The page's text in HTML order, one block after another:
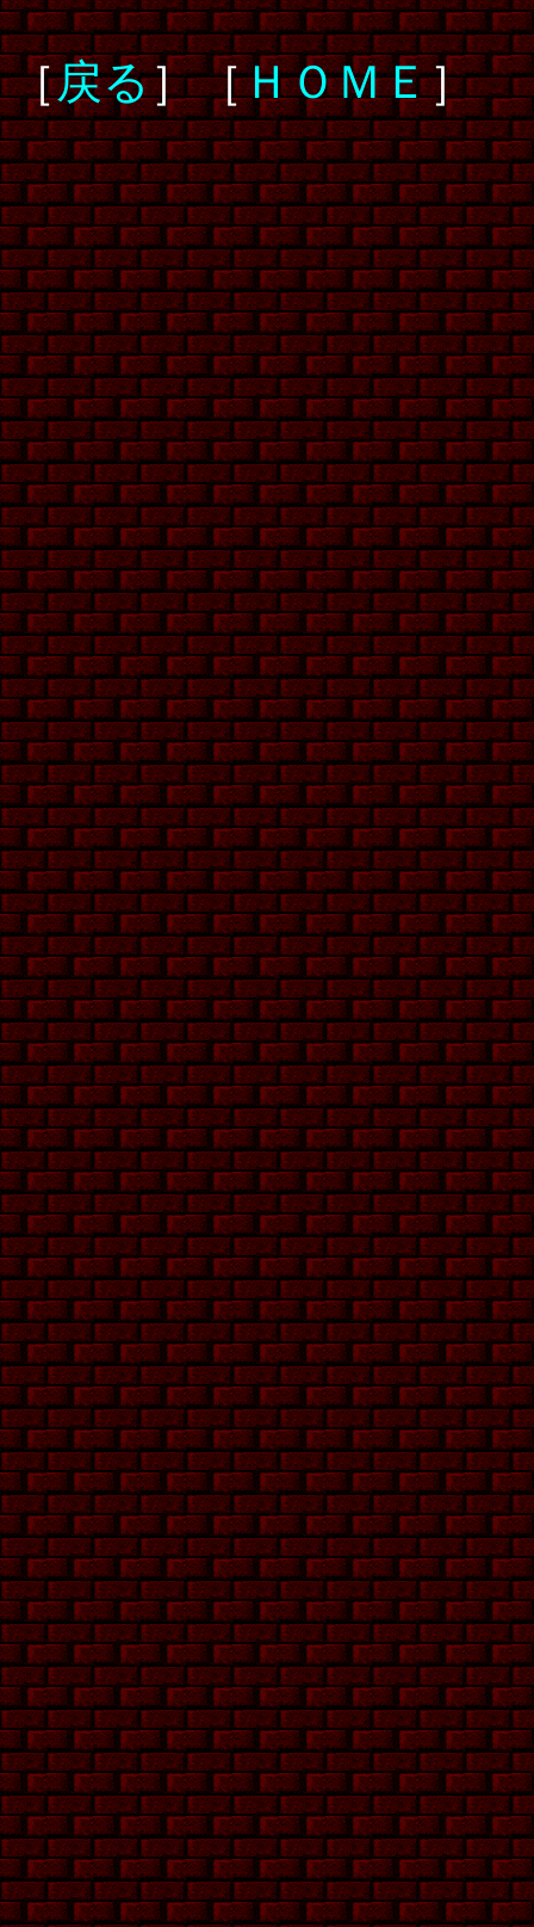
［戻る］［ＨＯＭＥ］